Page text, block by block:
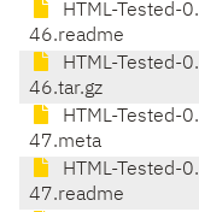
HTML-Tested-0.
46.readme
HTML-Tested-0.
46.tar.gz
HTML-Tested-0.
47.meta
HTML-Tested-0.
47.readme